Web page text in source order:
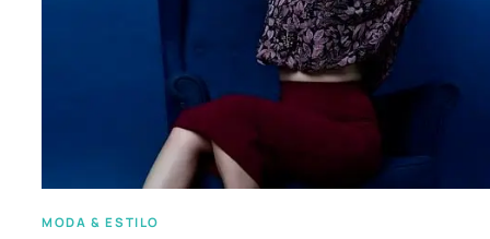
MODA & ESTILO